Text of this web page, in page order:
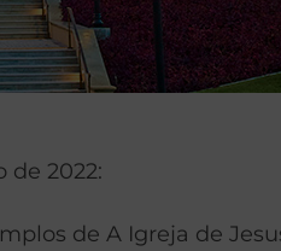
de 2022:
de A Igreja de